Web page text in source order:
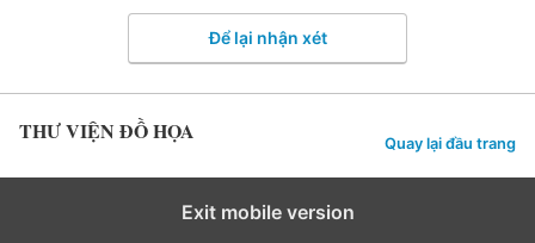
Để lại nhận xét
THƯ VIỆN ĐỒ HỌA Quay lại đầu trang
Exit mobile version